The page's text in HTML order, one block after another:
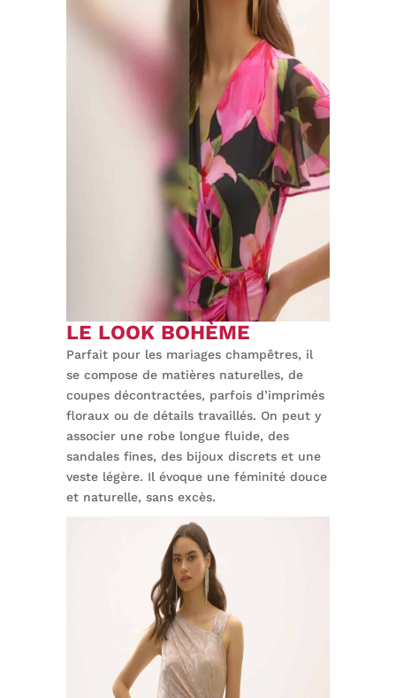
LE LOOK BOHÈME
Parfait pour les mariages champêtres, il
se compose de matières naturelles, de
coupes décontractées, parfois d’imprimés
floraux ou de détails travaillés. On peut y
associer une robe longue fluide, des
sandales fines, des bijoux discrets et une
veste légère. Il évoque une féminité douce
et naturelle, sans excès.